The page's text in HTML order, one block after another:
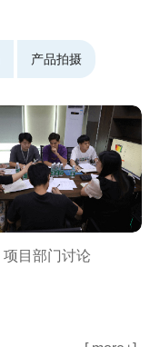
产品拍摄
幕后产品拍摄